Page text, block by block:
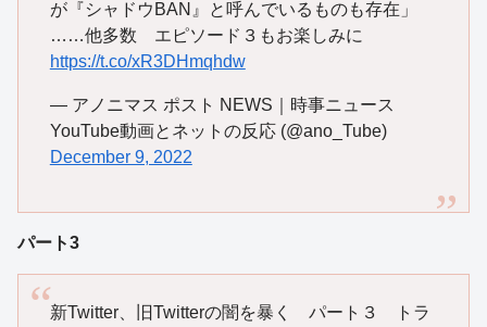
が『シャドウBAN』と呼んでいるものも存在」
……他多数 エピソード３もお楽しみに
https://t.co/xR3DHmqhdw
— アノニマス ポスト NEWS｜時事ニュース
YouTube動画とネットの反応 (@ano_Tube)
December 9, 2022
パート3
新Twitter、旧Twitterの闇を暴く パート３ トラ